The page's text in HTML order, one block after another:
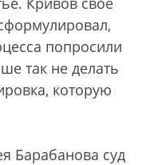
попросили
так не делать
которую
Барабанова суд